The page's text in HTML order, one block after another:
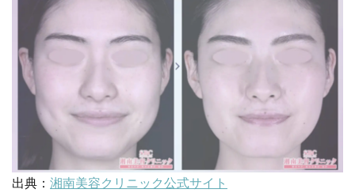
出典： 湘南美容クリニック公式サイト